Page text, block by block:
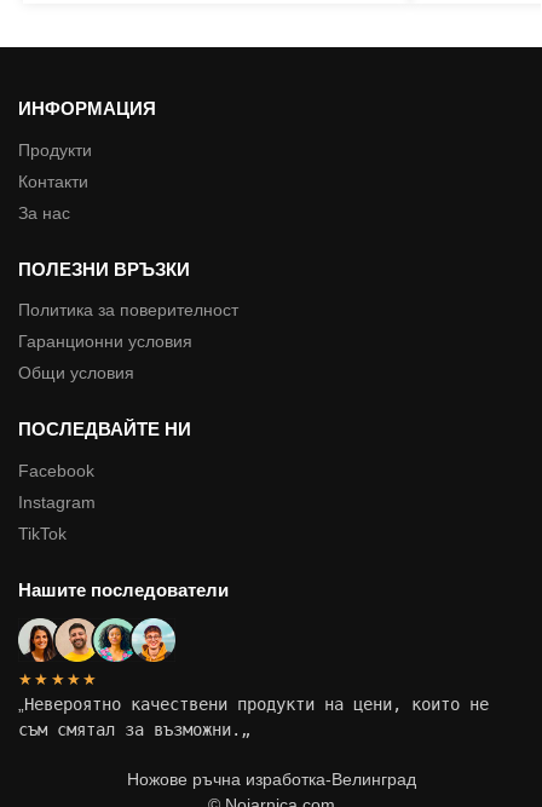
ИНФОРМАЦИЯ
Продукти
Контакти
За нас
ПОЛЕЗНИ ВРЪЗКИ
Политика за поверителност
Гаранционни условия
Общи условия
ПОСЛЕДВАЙТЕ НИ
Facebook
Instagram
TikTok
Нашите последователи
★★★★★
„Невероятно качествени продукти на цени, които не
съм смятал за възможни. „
Ножове ръчна изработка-Велинград